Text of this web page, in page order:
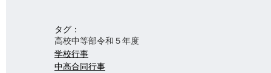
タグ：
高校中等部令和５年度
学校行事
中高合同行事